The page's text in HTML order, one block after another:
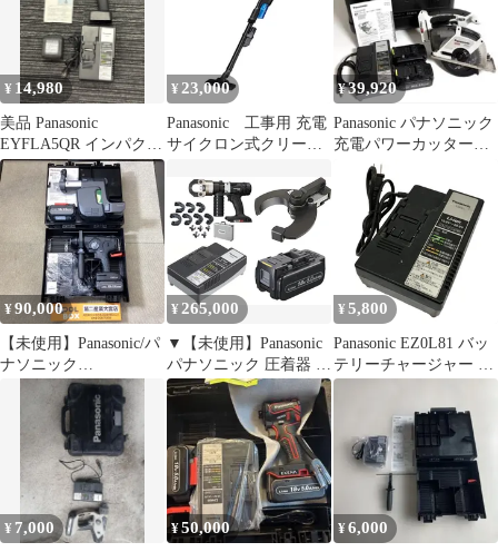
潮店】
¥ 14,980
美品 Panasonic
EYFLA5QR インパクト
レンチ 付属品多数 純正
品
¥ 23,000
Panasonic 工事用 充電
サイクロン式クリーナ
EZ37A5X-B
¥39,920
Panasonic パナソニック
充電パワーカッター
EZ45A2 マルノコ
¥90,000
【未使用】Panasonic/パ
ナソニック
EZ1HD1J18V-B 18V充
電ハンマードリル
¥ 265,000
▼【未使用】Panasonic
パナソニック 圧着器 ケ
ーブルカッター刃 バッ
テリー18V+充電器セッ
ト EZ46A4K-B
EZ9X301 EZ9L54
EZ0L81
¥ 5,800
Panasonic EZ0L81 バッ
テリーチャージャー 急
速充電 パナソニック 中
¥ 7,000 ¥50,000 ¥6,000